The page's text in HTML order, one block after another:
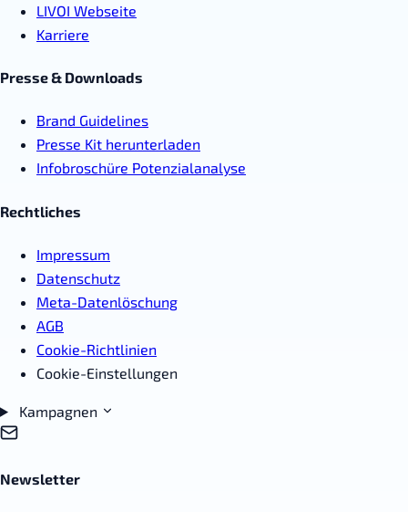
LIVOI Webseite
Karriere
Presse & Downloads
Brand Guidelines
Presse Kit herunterladen
Infobroschüre Potenzialanalyse
Rechtliches
Impressum
Datenschutz
Meta-Datenlöschung
AGB
Cookie-Richtlinien
Cookie-Einstellungen
Kampagnen
Newsletter